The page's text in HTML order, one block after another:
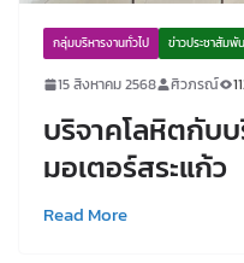
กลุ่มบริหารงานทั่วไป ข่าวประชาสัมพั
15 สิงหาคม 2568 ศิวภรณ์
บริจาคโลหิตกับ
มอเตอร์สระแก้ว
Read More